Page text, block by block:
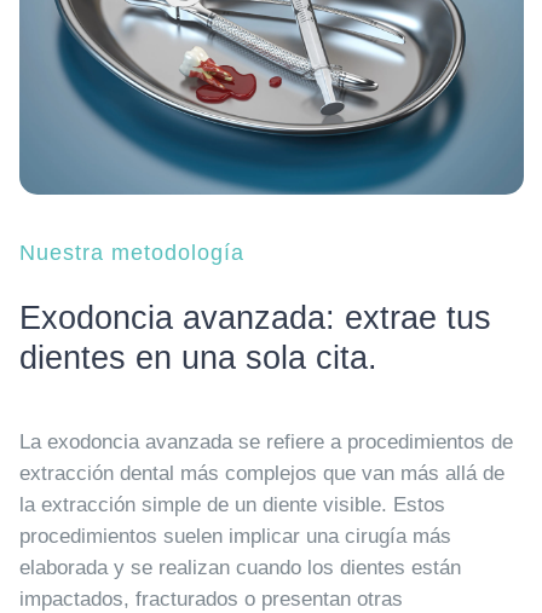
Nuestra metodología
Exodoncia avanzada: extrae tus
dientes en una sola cita.
La exodoncia avanzada se refiere a procedimientos de
extracción dental más complejos que van más allá de
la extracción simple de un diente visible. Estos
procedimientos suelen implicar una cirugía más
elaborada y se realizan cuando los dientes están
impactados, fracturados o presentan otras